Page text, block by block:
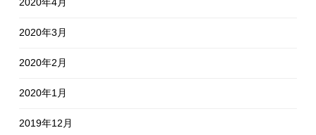
2020年3月
2020年2月
2020年1月
2019年12月